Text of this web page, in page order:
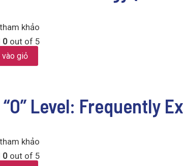
khảo
0out of 5
vào giỏ
Level: Frequently
khảo
0out of 5